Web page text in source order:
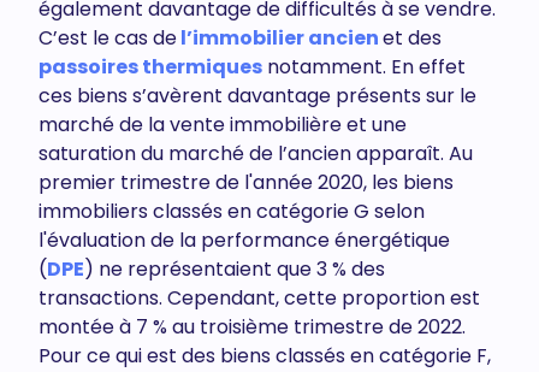
également davantage de difficultés à se vendre.
C’est le cas del’immobilier ancienet des
passoires thermiques notamment. En effet
ces biens s’avèrent davantage présents sur le
marché de la vente immobilière et une
saturation du marché de l’ancien apparaît. Au
premier trimestre de l'année 2020, les biens
immobiliers classés en catégorie G selon
l'évaluation de la performance énergétique
(DPE) ne représentaient que 3 % des
transactions. Cependant, cette proportion est
montée à 7 % au troisième trimestre de 2022.
Pour ce qui est des biens classés en catégorie F,